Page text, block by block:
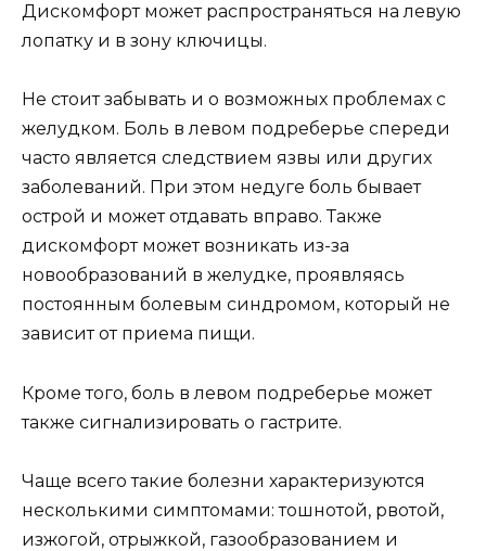
Дискомфорт может распространяться на левую
лопатку и в зону ключицы.
Не стоит забывать и о возможных проблемах с
желудком. Боль в левом подреберье спереди
часто является следствием язвы или других
заболеваний. При этом недуге боль бывает
острой и может отдавать вправо. Также
дискомфорт может возникать из-за
новообразований в желудке, проявляясь
постоянным болевым синдромом, который не
зависит от приема пищи.
Кроме того, боль в левом подреберье может
также сигнализировать о гастрите.
Чаще всего такие болезни характеризуются
несколькими симптомами: тошнотой, рвотой,
изжогой, отрыжкой, газообразованием и